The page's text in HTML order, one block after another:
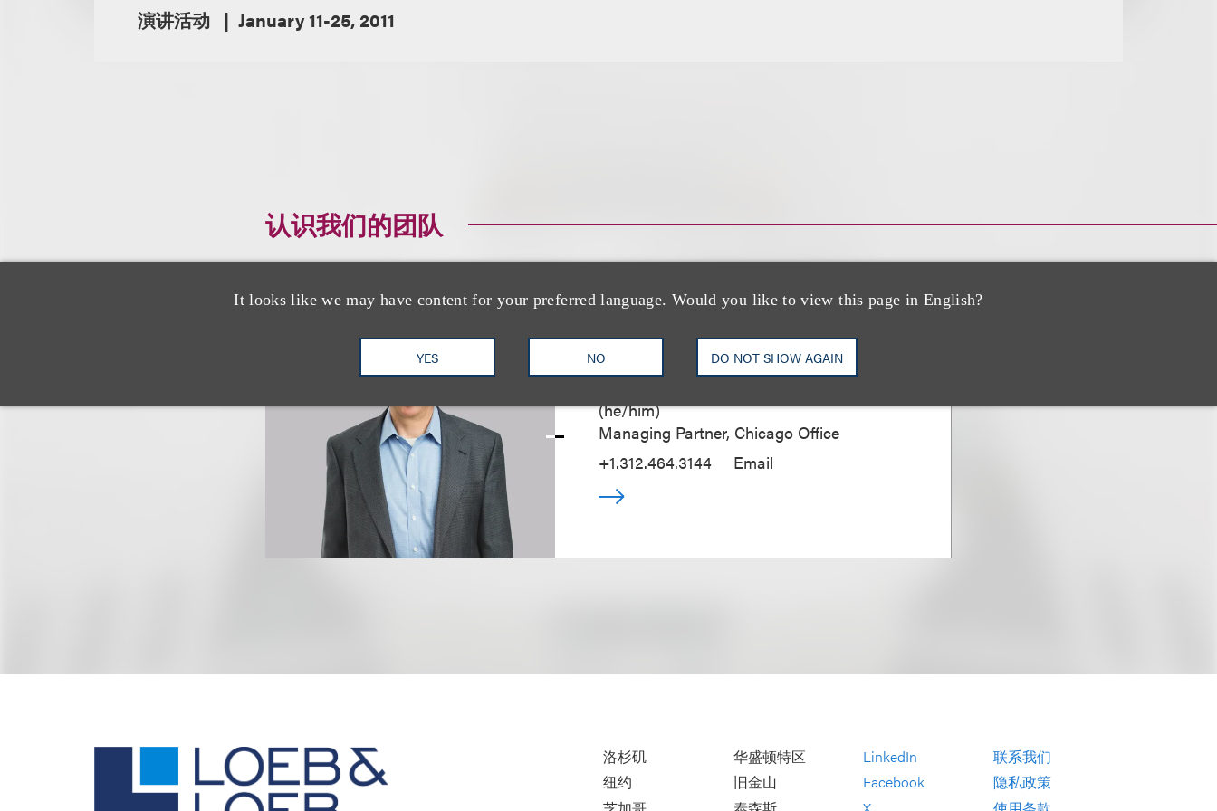
It looks like we may have content for your preferred language. Would you like to view this page in English?
YES NO DO NOT SHOW AGAIN
演讲活动 January 11-25, 2011
认识我们的团队
Douglas N. Masters
(he/him)
Managing Partner, Chicago Office
+1.312.464.3144
Email
洛杉矶
纽约
华盛顿特区
旧金山
LinkedIn
Facebook
联系我们
隐私政策